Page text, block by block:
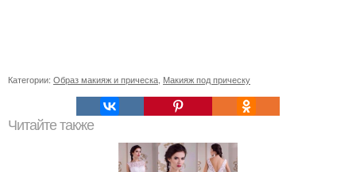
Категории: Образ макияж и прическа Макияж под прическу
Читайте также